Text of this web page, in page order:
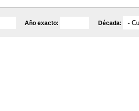
Año exacto: Década: